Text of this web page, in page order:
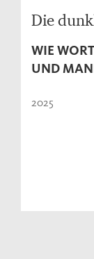
Die
WIE
UND
2025